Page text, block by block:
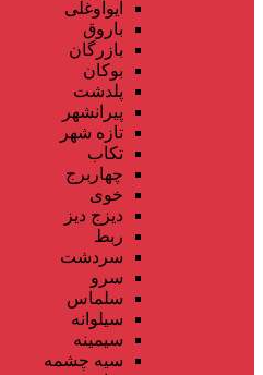
ایواوغلی
باروق
بازرگان
بوکان
پلدشت
پیرانشهر
تازه شهر
تکاب
چهاربرج
خوی
دیزج دیز
ربط
سردشت
سرو
سلماس
سیلوانه
سیمینه
سیه چشمه